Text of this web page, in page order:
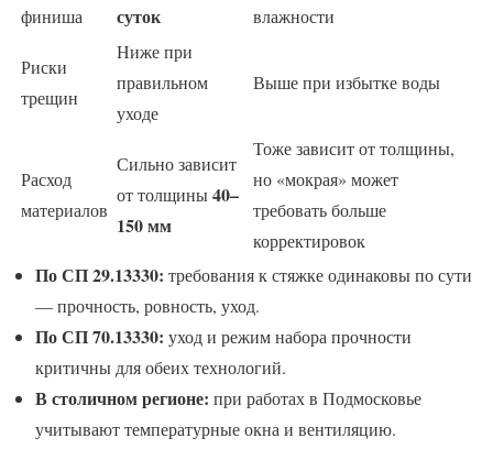
финиша
суток
влажности
Риски
трещин
Ниже при
правильном
уходе
Выше при избытке воды
Расход
материалов
Сильно зависит
от толщины40–
150 мм
Тоже зависит от толщины,
но «мокрая» может
требовать больше
корректировок
По СП 29.13330: требования к стяжке одинаковы по сути
— прочность, ровность, уход.
По СП 70.13330: уход и режим набора прочности
критичны для обеих технологий.
В столичном регионе: при работах в Подмосковье
учитывают температурные окна и вентиляцию.